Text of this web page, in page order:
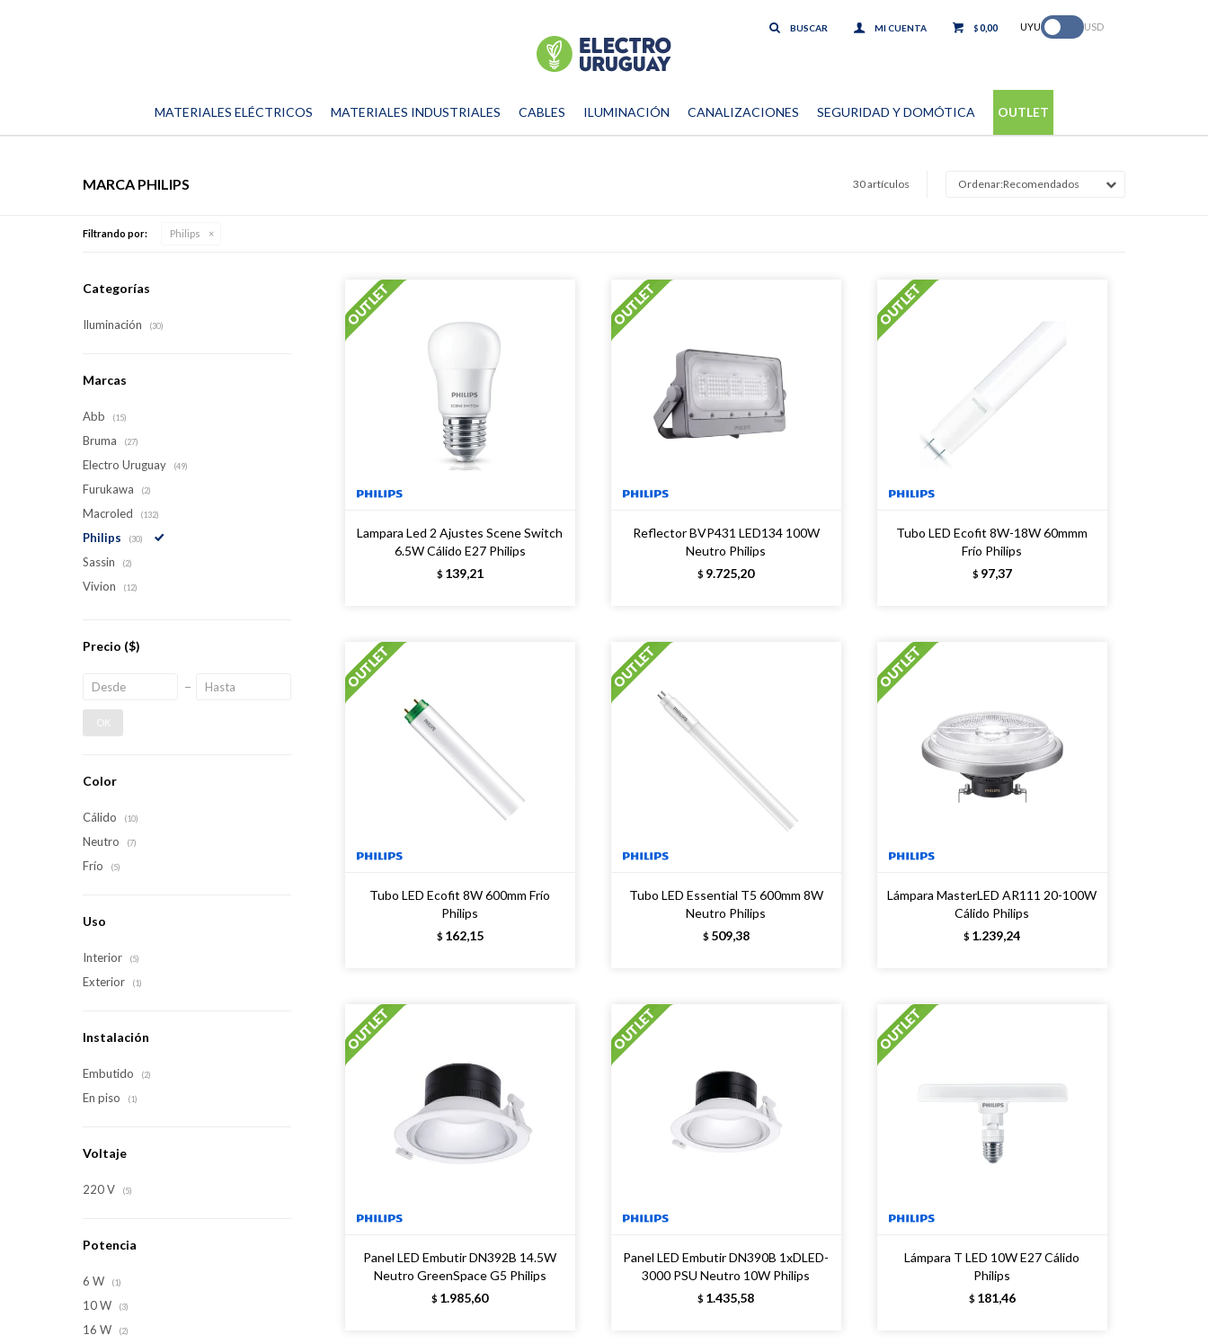
MATERIALES ELÉCTRICOS MATERIALES INDUSTRIALES CABLES ILUMINACIÓN CANALIZACIONES SEGURIDAD Y DOMÓTICA OUTLET
$0,00 UYU USD
30 artículos Recomendados
MARCA PHILIPS
Filtrando por: Philips
Lampara Led 2 Ajustes Scene Switch
6.5W Cálido E27 Philips
$ 139,21
Reflector BVP431 LED134 100W
Neutro Philips
$ 9.725,20
Tubo LED Ecofit 8W-18W 60mmm
Frío Philips
$ 97,37
Tubo LED Ecofit 8W 600mm Frío
Philips
$ 162,15
Tubo LED Essential T5 600mm 8W
Neutro Philips
$ 509,38
Lámpara MasterLED AR111 20-100W
Cálido Philips
$ 1.239,24
Panel LED Embutir DN392B 14.5W
Neutro GreenSpace G5 Philips
$ 1.985,60
Panel LED Embutir DN390B 1xDLED-
3000 PSU Neutro 10W Philips
$ 1.435,58
Lámpara T LED 10W E27 Cálido
Philips
$ 181,46
Categorías
Iluminación (30)
Marcas
Abb (15)
Bruma (27)
Electro Uruguay (49)
Furukawa (2)
Macroled (132)
Philips (30)
Sassin (2)
Vivion (12)
Precio ($)
OK
Color
Cálido (10)
Neutro (7)
Frío (5)
Uso
Interior (5)
Exterior (1)
Instalación
Embutido (2)
En piso (1)
Voltaje
220 V (5)
Potencia
6 W (1)
10 W (3)
16 W (2)